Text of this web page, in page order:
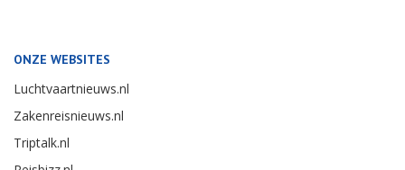
ONZE WEBSITES
Luchtvaartnieuws.nl
Zakenreisnieuws.nl
Triptalk.nl